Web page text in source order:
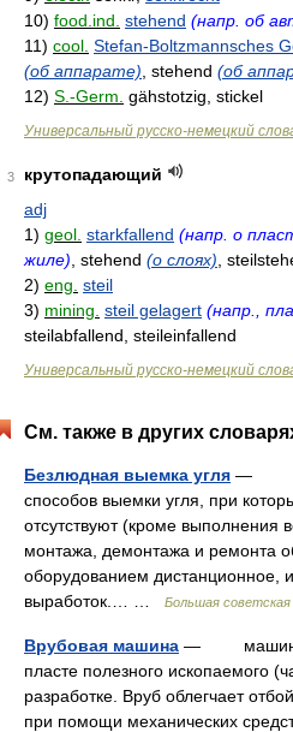
10) food.ind. stehend (напр. об
11) cool. Stefan-Boltzmannsches
(об аппарате) , stehend (об
12) S.-Germ. gähstotzig, stickel
Универсальный русско-немецкий
3
крутопадающий
adj
1) geol. starkfallend (напр. о
жиле) , stehend (о слоях) ,
2) eng. steil
3) mining. steil gelagert (напр.,
steilabfallend, steileinfallend
Универсальный русско-немецкий
См. также в других
Безлюдная выемка угля —
способов выемки угля, при
отсутствуют (кроме выполнения
монтажа, демонтажа и ремонта
оборудованием дистанционное,
выработок.… …
Большая советская
Врубовая машина — машина
пласте полезного ископаемого
разработке. Вруб облегчает
при помощи механических